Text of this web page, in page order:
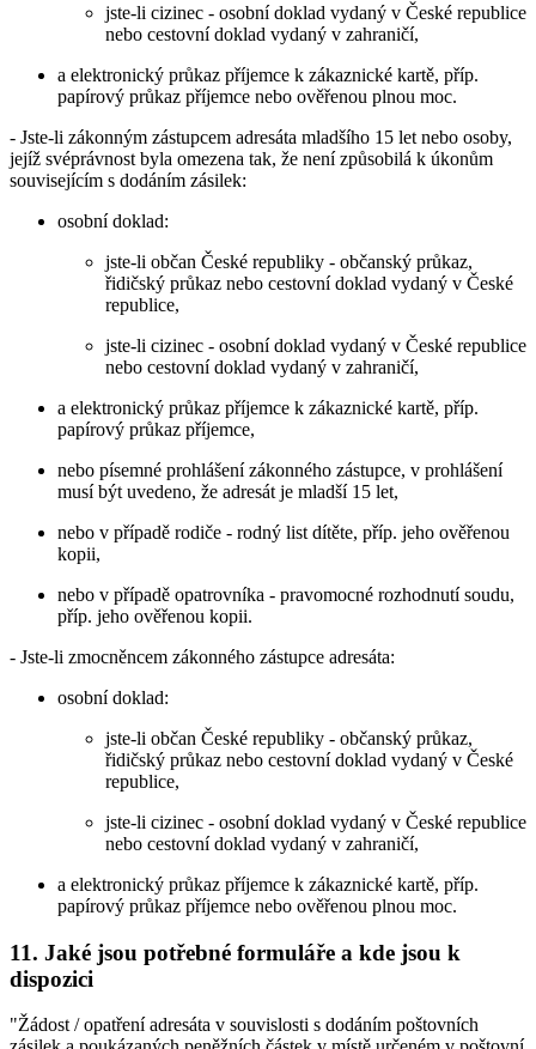
jste-li cizinec - osobní doklad vydaný v České republice
nebo cestovní doklad vydaný v zahraničí,
a elektronický průkaz příjemce k zákaznické kartě, příp.
papírový průkaz příjemce nebo ověřenou plnou moc.
- Jste-li zákonným zástupcem adresáta mladšího 15 let nebo osoby,
jejíž svéprávnost byla omezena tak, že není způsobilá k úkonům
souvisejícím s dodáním zásilek:
osobní doklad:
jste-li občan České republiky - občanský průkaz,
řidičský průkaz nebo cestovní doklad vydaný v České
republice,
jste-li cizinec - osobní doklad vydaný v České republice
nebo cestovní doklad vydaný v zahraničí,
a elektronický průkaz příjemce k zákaznické kartě, příp.
papírový průkaz příjemce,
nebo písemné prohlášení zákonného zástupce, v prohlášení
musí být uvedeno, že adresát je mladší 15 let,
nebo v případě rodiče - rodný list dítěte, příp. jeho ověřenou
kopii,
nebo v případě opatrovníka - pravomocné rozhodnutí soudu,
příp. jeho ověřenou kopii.
- Jste-li zmocněncem zákonného zástupce adresáta:
osobní doklad:
jste-li občan České republiky - občanský průkaz,
řidičský průkaz nebo cestovní doklad vydaný v České
republice,
jste-li cizinec - osobní doklad vydaný v České republice
nebo cestovní doklad vydaný v zahraničí,
a elektronický průkaz příjemce k zákaznické kartě, příp.
papírový průkaz příjemce nebo ověřenou plnou moc.
11. Jaké jsou potřebné formuláře a kde jsou k
dispozici
"Žádost / opatření adresáta v souvislosti s dodáním poštovních